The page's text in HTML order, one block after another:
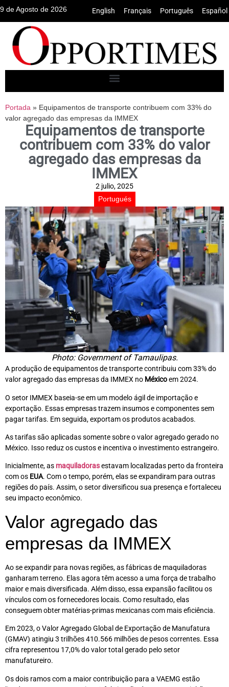
9 de Agosto de 2026 English Français Português Español
Portada » Equipamentos de transporte contribuem com 33% do
valor agregado das empresas da IMMEX
Equipamentos de transporte
contribuem com 33% do valor
agregado das empresas da
IMMEX
2 julio, 2025
Portugués
Photo: Government of Tamaulipas.
A produção de equipamentos de transporte contribuiu com 33% do
valor agregado das empresas da IMMEX no Méxicoem 2024.
O setor IMMEX baseia-se em um modelo ágil de importação e
exportação. Essas empresas trazem insumos e componentes sem
pagar tarifas. Em seguida, exportam os produtos acabados.
As tarifas são aplicadas somente sobre o valor agregado gerado no
México. Isso reduz os custos e incentiva o investimento estrangeiro.
Inicialmente, as maquiladorasestavam localizadas perto da fronteira
com os EUA. Com o tempo, porém, elas se expandiram para outras
regiões do país. Assim, o setor diversificou sua presença e fortaleceu
seu impacto econômico.
Valor agregado das
empresas da IMMEX
Ao se expandir para novas regiões, as fábricas de maquiladoras
ganharam terreno. Elas agora têm acesso a uma força de trabalho
maior e mais diversificada. Além disso, essa expansão facilitou os
vínculos com os fornecedores locais. Como resultado, elas
conseguem obter matérias-primas mexicanas com mais eficiência.
Em 2023, o Valor Agregado Global de Exportação de Manufatura
(GMAV) atingiu 3 trilhões 410.566 milhões de pesos correntes. Essa
cifra representou 17,0% do valor total gerado pelo setor
manufatureiro.
Os dois ramos com a maior contribuição para a VAEMG estão